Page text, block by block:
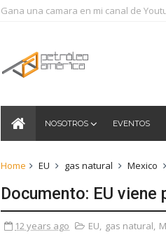
Gana una camara en mi canal de
NOSOTROS EVENTOS
Home EU gas natural Mexico
Documento: EU
12 years ago EU, gas natural,